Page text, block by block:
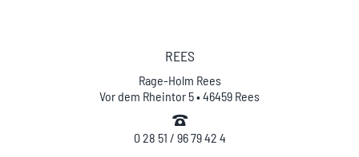
REES
Rage-Holm Rees
Vor dem Rheintor 5 • 46459 Rees
0 28 51 / 96 79 42 4